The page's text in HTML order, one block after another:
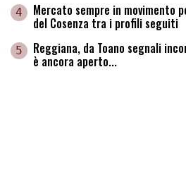
4 Mercato sempre in movimento
del Cosenza tra i profili seguiti
5 Reggiana, da Toano segnali
è ancora aperto...